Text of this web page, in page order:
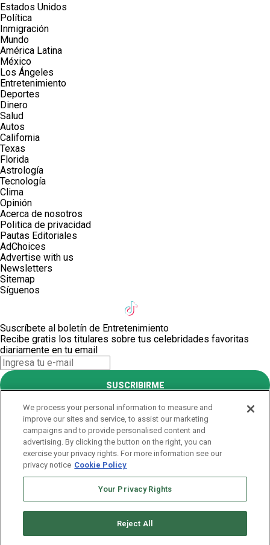
Estados Unidos
Política
Inmigración
Mundo
América Latina
México
Los Ángeles
Entretenimiento
Deportes
Dinero
Salud
Autos
California
Texas
Florida
Astrología
Tecnología
Clima
Opinión
Acerca de nosotros
Politica de privacidad
Pautas Editoriales
AdChoices
Advertise with us
Newsletters
Sitemap
Síguenos
Suscríbete al boletín de Entretenimiento
Recibe gratis los titulares sobre tus celebridades favoritas
diariamente en tu email
SUSCRIBIRME
Este sitio está protegido por reCAPTCHA y Google
Política de
privacidady Se aplican lasCondiciones de servicio
¡Muchas gracias!
Suscríbete al boletín de Entretenimiento
Recibe gratis los titulares sobre tus celebridades favoritas
SUSCRIBIRME
We process your personal information to measure and
improve our sites and service, to assist our marketing
campaigns and to provide personalised content and
advertising. By clicking the button on the right, you can
exercise your privacy rights. For more information see our
privacy notice Cookie Policy
Your Privacy Rights
Reject All